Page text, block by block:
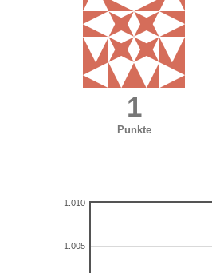
1
Punkte
1.005
1.010